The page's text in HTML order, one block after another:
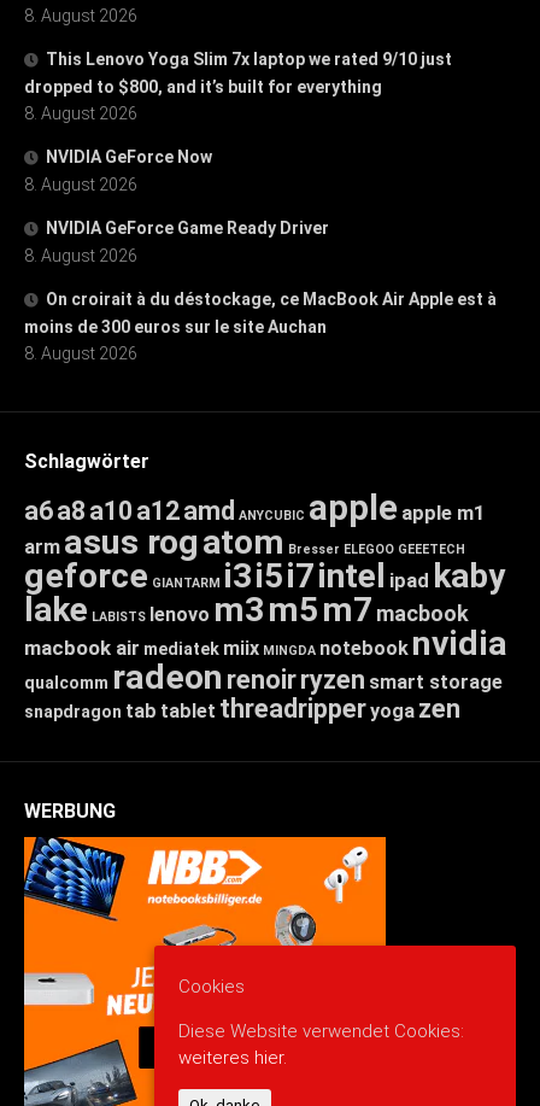
8. August 2026
This Lenovo Yoga Slim 7x laptop we rated 9/10 just
dropped to $800, and it’s built for everything
8. August 2026
NVIDIA GeForce Now
8. August 2026
NVIDIA GeForce Game Ready Driver
8. August 2026
On croirait à du déstockage, ce MacBook Air Apple est à
moins de 300 euros sur le site Auchan
8. August 2026
Schlagwörter
a6a8 a10 a12amd ANYCUBIC apple apple m1
arm asus rogatom Bresser ELEGOO GEEETECH
geforce GIANTARM i3i5i7intel ipad kaby
lake LABISTS lenovo m3m5m7 macbook
macbook air mediatek miix MINGDA notebook nvidia
qualcomm radeon renoirryzen smart storage
snapdragon tab tablet threadripperyoga zen
WERBUNG
Cookies
Diese Website verwendet Cookies:
weiteres hier.